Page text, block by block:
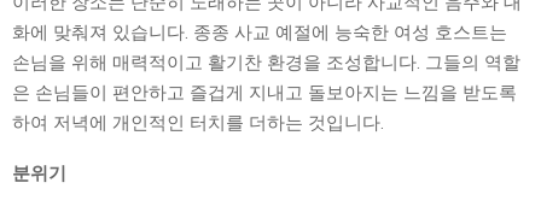
화에 맞춰져 있습니다. 종종 사교 예절에 능숙한 여성 호스트는
손님을 위해 매력적이고 활기찬 환경을 조성합니다. 그들의 역할
은 손님들이 편안하고 즐겁게 지내고 돌보아지는 느낌을 받도록
하여 저녁에 개인적인 터치를 더하는 것입니다.
분위기